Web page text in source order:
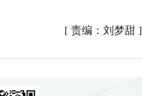
[ 责编：刘梦甜 ]